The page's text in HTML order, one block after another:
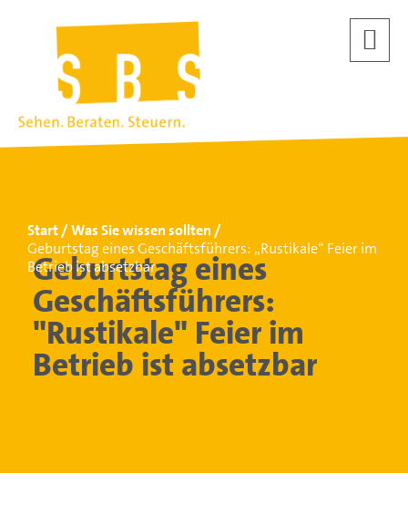
Start
Was Sie wissen sollten
Geburtstag eines Geschäftsführers: „Rustikale“ Feier im
Betrieb ist absetzbar
Geburtstag eines
Geschäftsführers:
"Rustikale" Feier im
Betrieb ist absetzbar